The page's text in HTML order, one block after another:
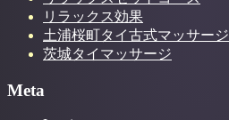
リラックス効果
土浦桜町タイ古式マッサージ
茨城タイマッサージ
Meta